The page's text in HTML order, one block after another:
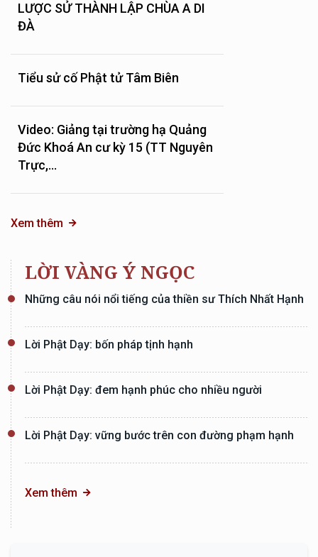
LƯỢC SỬ THÀNH LẬP CHÙA A DI
ĐÀ
Tiểu sử cố Phật tử Tâm Biên
Video: Giảng tại trường hạ Quảng
Đức Khoá An cư kỳ 15 (TT Nguyên
Trực,...
Xem thêm
LỜI VÀNG Ý NGỌC
Những câu nói nổi tiếng của thiền sư Thích Nhất Hạnh
Lời Phật Dạy: bốn pháp tịnh hạnh
Lời Phật Dạy: đem hạnh phúc cho nhiều người
Lời Phật Dạy: vững bước trên con đường phạm hạnh
Xem thêm